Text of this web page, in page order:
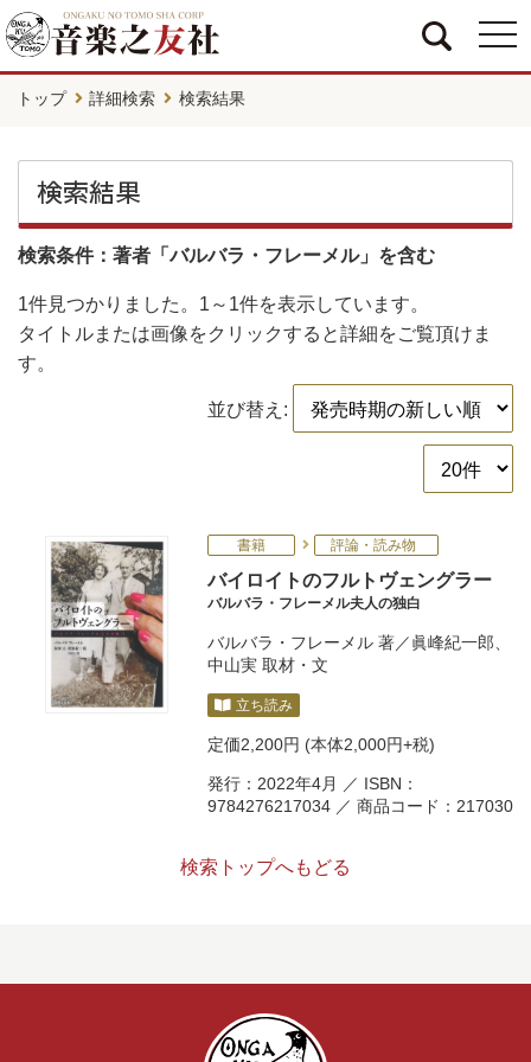
トップ 詳細検索 検索結果
検索結果
検索条件：著者「バルバラ・フレーメル」を含む
1件見つかりました。 1～1件を表示しています。
タイトルまたは画像をクリックすると詳細をご覧頂けま
す。
並び替え:
書籍 評論・読み物
バイロイトのフルトヴェングラー
バルバラ・フレーメル夫人の独白
バルバラ・フレーメル 著／眞峰紀一郎
中山実 取材・文
立ち読み
定価2,200円 (本体2,000円+税)
発行：2022年4月 ／ ISBN：
9784276217034 ／ 商品コード：217030
検索トップへもどる